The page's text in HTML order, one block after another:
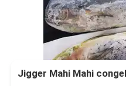
Jigger Mahi Mahi